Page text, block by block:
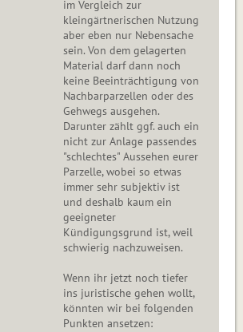
im Vergleich zur
kleingärtnerischen Nutzung
aber eben nur Nebensache
sein. Von dem gelagerten
Material darf dann noch
keine Beeinträchtigung von
Nachbarparzellen oder des
Gehwegs ausgehen.
Darunter zählt ggf. auch ein
nicht zur Anlage passendes
"schlechtes" Aussehen eurer
Parzelle, wobei so etwas
immer sehr subjektiv ist
und deshalb kaum ein
geeigneter
Kündigungsgrund ist, weil
schwierig nachzuweisen.
Wenn ihr jetzt noch tiefer
ins juristische gehen wollt,
könnten wir bei folgenden
Punkten ansetzen: